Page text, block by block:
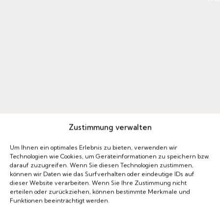
Zustimmung verwalten
Um Ihnen ein optimales Erlebnis zu bieten, verwenden wir
Technologien wie Cookies, um Geräteinformationen zu speichern bzw.
darauf zuzugreifen. Wenn Sie diesen Technologien zustimmen,
können wir Daten wie das Surfverhalten oder eindeutige IDs auf
dieser Website verarbeiten. Wenn Sie Ihre Zustimmung nicht
erteilen oder zurückziehen, können bestimmte Merkmale und
Funktionen beeinträchtigt werden.
N